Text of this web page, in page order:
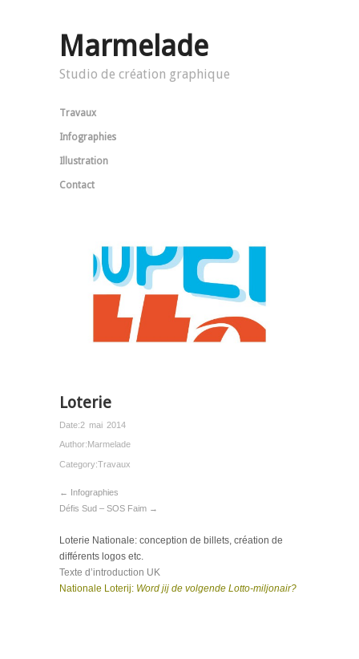
Marmelade
Studio de création graphique
Travaux
Infographies
Illustration
Contact
Loterie
Date:2 mai 2014
Author: Marmelade
Category:Travaux
← Infographies
Défis Sud – SOS Faim →
Loterie Nationale: conception de billets, création de
différents logos etc.
Texte d’introduction UK
Nationale Loterij: Word jij de volgende Lotto-miljonair?